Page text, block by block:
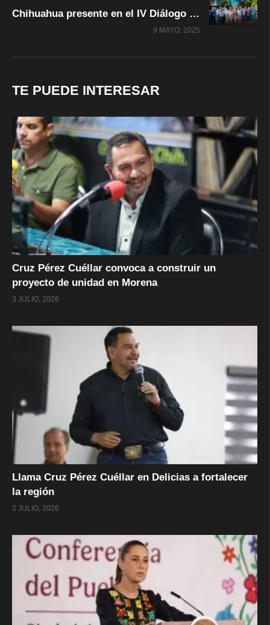
Chihuahua presente en el IV Diálogo de Ciudades Sostenibles y Alcaldías para la Democracia
9 MAYO, 2025
TE PUEDE INTERESAR
Cruz Pérez Cuéllar convoca a construir un
proyecto de unidad en Morena
3 JULIO, 2026
Llama Cruz Pérez Cuéllar en Delicias a fortalecer
la región
2 JULIO, 2026